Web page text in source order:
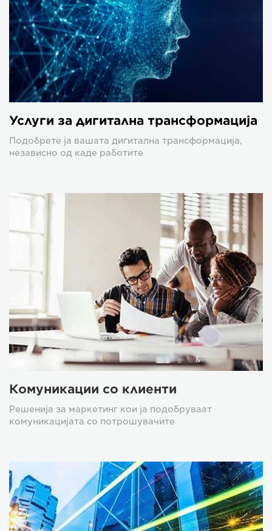
Услуги за дигитална трансформација
Подобрете ја вашата дигитална трансформација,
независно од каде работите
Комуникации со клиенти
Решенија за маркетинг кои ја подобруваат
комуникацијата со потрошувачите